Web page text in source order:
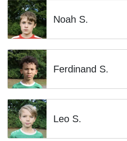
Noah S.
Ferdinand S.
Leo S.